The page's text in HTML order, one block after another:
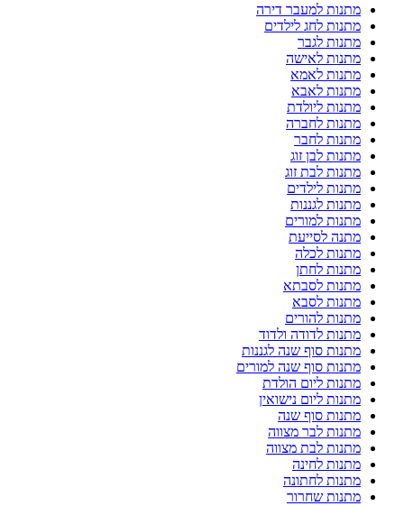
מתנות למעבר דירה
מתנות לחג לילדים
מתנות לגבר
מתנות לאישה
מתנות לאמא
מתנות לאבא
מתנות ליולדת
מתנות לחברה
מתנות לחבר
מתנות לבן זוג
מתנות לבת זוג
מתנות לילדים
מתנות לגננות
מתנות למורים
מתנה לסייעת
מתנות לכלה
מתנות לחתן
מתנות לסבתא
מתנות לסבא
מתנות להורים
מתנות לדודה ולדוד
מתנות סוף שנה לגננות
מתנות סוף שנה למורים
מתנות ליום הולדת
מתנות ליום נישואין
מתנות סוף שנה
מתנות לבר מצווה
מתנות לבת מצווה
מתנות לחינה
מתנות לחתונה
מתנות שחרור